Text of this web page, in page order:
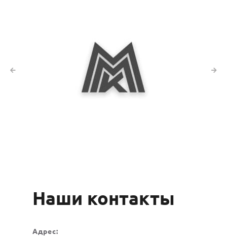
Наши контакты
Адрес: